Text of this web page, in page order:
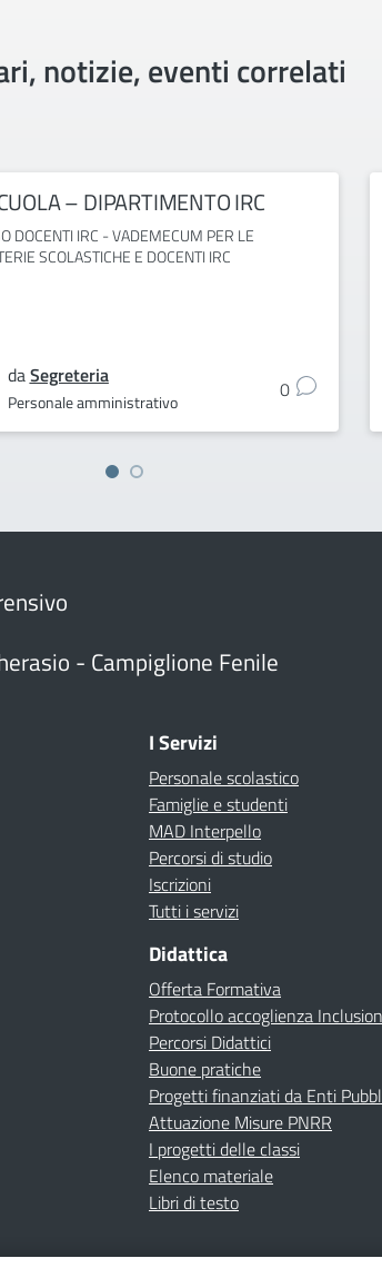
notizie, eventi correlati
– DIPARTIMENTO IRC
DOCENTI IRC - VADEMECUM PER LE
SCOLASTICHE E DOCENTI IRC
daSegreteria
Personale amministrativo 0
- Campiglione Fenile
I Servizi
Personale scolastico
Famiglie e studenti
MAD Interpello
Percorsi di studio
Iscrizioni
Tutti i servizi
Didattica
Offerta Formativa
Protocollo accoglienza
Percorsi Didattici
Buone pratiche
Progetti finanziati da Enti
Attuazione Misure PNRR
I progetti delle classi
Elenco materiale
Libri di testo
di accessibilitàContattiNote Legali